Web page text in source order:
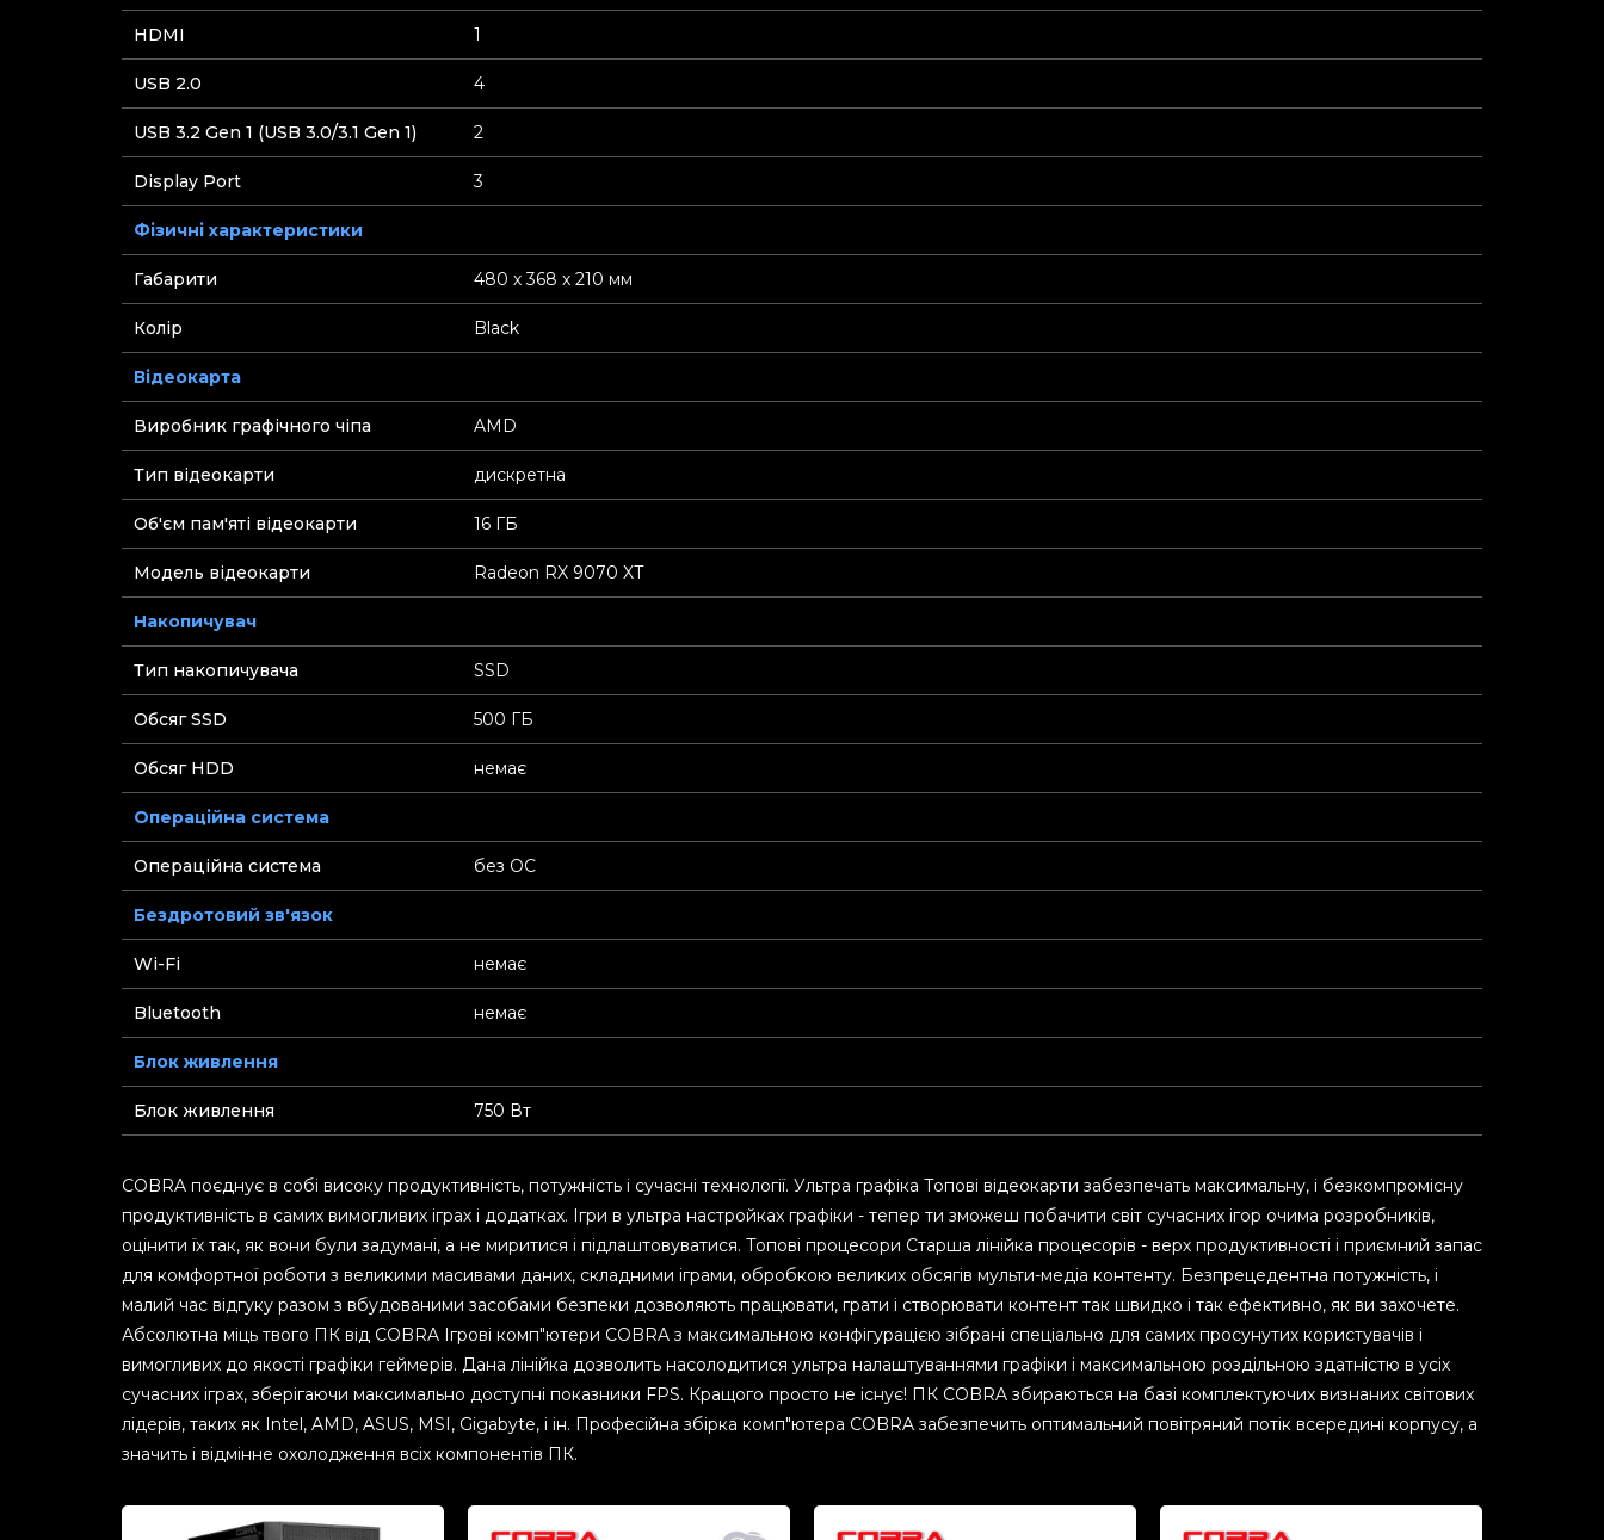
HDMI 1
USB 2.0 4
USB 3.2 Gen 1 (USB 3.0/3.1 Gen 1) 2
Display Port 3
Фізичні характеристики
Габарити 480 х 368 х 210 мм
Колір Black
Відеокарта
Виробник графічного чіпа AMD
Тип відеокарти дискретна
Об'єм пам'яті відеокарти 16 ГБ
Модель відеокарти Radeon RX 9070 XT
Накопичувач
Тип накопичувача SSD
Обсяг SSD 500 ГБ
Обсяг HDD немає
Операційна система
Операційна система без ОС
Бездротовий зв'язок
Wi-Fi немає
Bluetooth немає
Блок живлення
Блок живлення 750 Вт
COBRA поєднує в собі високу продуктивність, потужність і сучасні технології. Ультра графіка Топові відеокарти забезпечать максимальну, і безкомпромісну
продуктивність в самих вимогливих іграх і додатках. Ігри в ультра настройках графіки - тепер ти зможеш побачити світ сучасних ігор очима розробників,
оцінити їх так, як вони були задумані, а не миритися і підлаштовуватися. Топові процесори Старша лінійка процесорів - верх продуктивності і приємний запас
для комфортної роботи з великими масивами даних, складними іграми, обробкою великих обсягів мульти-медіа контенту. Безпрецедентна потужність, і
малий час відгуку разом з вбудованими засобами безпеки дозволяють працювати, грати і створювати контент так швидко і так ефективно, як ви захочете.
Абсолютна міць твого ПК від COBRA Ігрові комп"ютери COBRA з максимальною конфігурацією зібрані спеціально для самих просунутих користувачів і
вимогливих до якості графіки геймерів. Дана лінійка дозволить насолодитися ультра налаштуваннями графіки і максимальною роздільною здатністю в усіх
сучасних іграх, зберігаючи максимально доступні показники FPS. Кращого просто не існує! ПК COBRA збираються на базі комплектуючих визнаних світових
лідерів, таких як Intel, AMD, ASUS, MSI, Gigabyte, і ін. Професійна збірка комп"ютера COBRA забезпечить оптимальний повітряний потік всередині корпусу, а
значить і відмінне охолодження всіх компонентів ПК.